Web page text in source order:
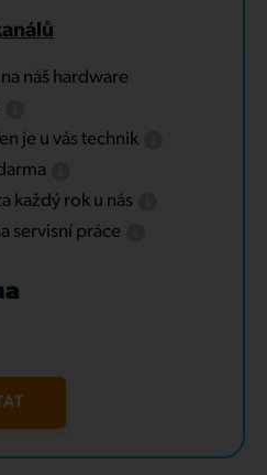
na náš hardware
je u vás technik
každý rok u nás
servisní práce